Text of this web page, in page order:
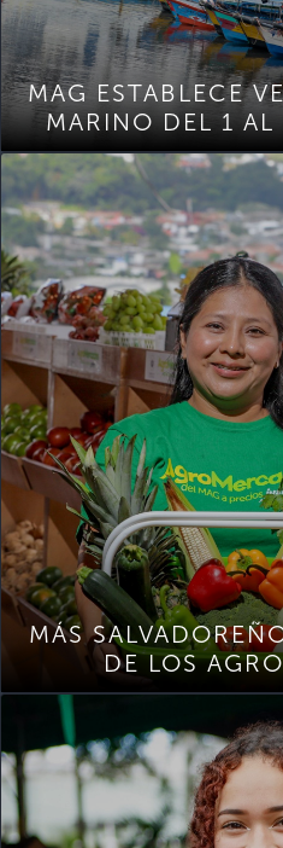
MAG ESTABLECE
MARINO DEL 1
MÁS
DE LOS